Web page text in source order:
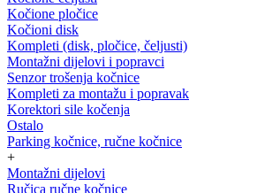
Kočione pločice
Kočioni disk
Kompleti (disk, pločice, čeljusti)
Montažni dijelovi i popravci
Senzor trošenja kočnice
Kompleti za montažu i popravak
Korektori sile kočenja
Ostalo
Parking kočnice, ručne kočnice
+
Montažni dijelovi
Ručica ručne kočnice